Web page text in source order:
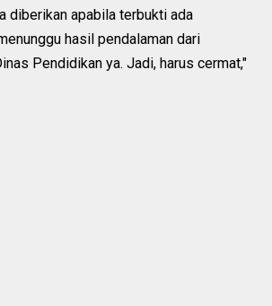
diberikan apabila terbukti ada
hasil pendalaman dari
Pendidikan ya. Jadi, harus cermat,"